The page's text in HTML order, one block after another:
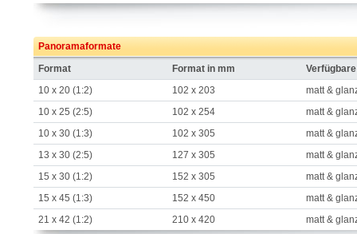
Panoramaformate
Format
Format in mm
10 x 20 (1:2)
102 x 203
matt &
10 x 25 (2:5)
102 x 254
matt &
10 x 30 (1:3)
102 x 305
matt &
13 x 30 (2:5)
127 x 305
matt &
15 x 30 (1:2)
152 x 305
matt &
15 x 45 (1:3)
152 x 450
matt &
21 x 42 (1:2)
210 x 420 matt &